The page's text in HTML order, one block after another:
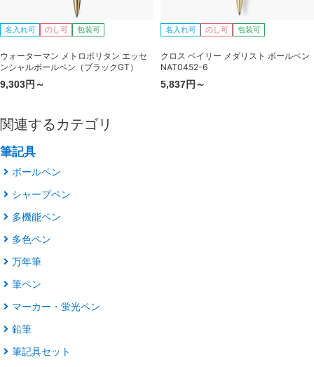
名入れ可 のし可 包装可
ウォーターマン メトロポリタン エッセ
ンシャルボールペン（ブラックGT）
9,303円～
名入れ可 のし可 包装可
クロス ベイリー メダリスト ボールペン
NAT0452-6
5,837円～
関連するカテゴリ
筆記具
ボールペン
シャープペン
多機能ペン
多色ペン
万年筆
筆ペン
マーカー・蛍光ペン
鉛筆
筆記具セット